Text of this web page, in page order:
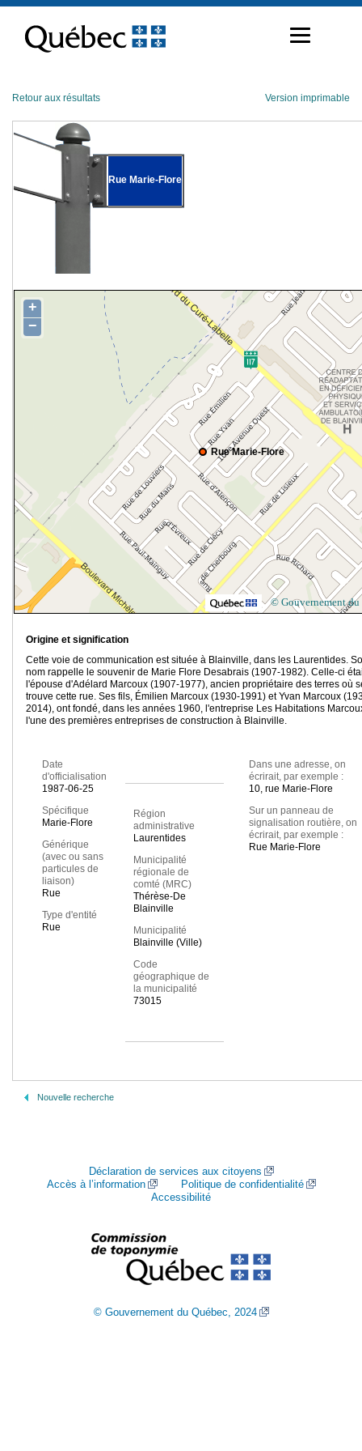
contenu
Retour aux résultats Version imprimable
Rue Marie-Flore
Rue Marie-Flore
+
−
© Gouvernement du
Origine et signification
Cette voie de communication est située à Blainville, dans les Laurentides.
nom rappelle le souvenir de Marie Flore Desabrais (1907-1982). Celle-ci
l'épouse d'Adélard Marcoux (1907-1977), ancien propriétaire des terres où
trouve cette rue. Ses fils, Émilien Marcoux (1930-1991) et Yvan Marcoux
2014), ont fondé, dans les années 1960, l'entreprise Les Habitations
l'une des premières entreprises de construction à Blainville.
Date
d'officialisation
1987-06-25
Spécifique
Marie-Flore
Générique
(avec ou sans
particules de
liaison)
Rue
Type d'entité
Rue
Région
administrative
Laurentides
Municipalité
régionale de
comté (MRC)
Thérèse-De
Blainville
Municipalité
Blainville (Ville)
Code
géographique de
la municipalité
73015
Dans une adresse, on
écrirait, par exemple :
10, rue Marie-Flore
Sur un panneau de
signalisation routière, on
écrirait, par exemple :
Rue Marie-Flore
Nouvelle recherche
Déclaration de services aux citoyens
Accès à l’information
Politique de confidentialité
Accessibilité
© Gouvernement du Québec, 2024